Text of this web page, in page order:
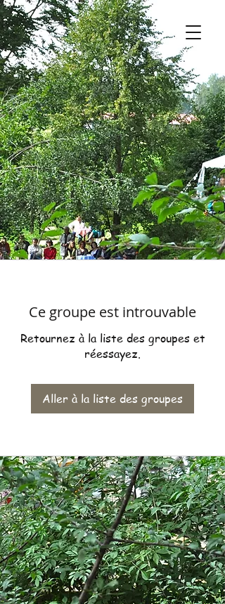
Ce groupe est introuvable
Retournez à la liste des groupes et
réessayez.
Aller à la liste des groupes